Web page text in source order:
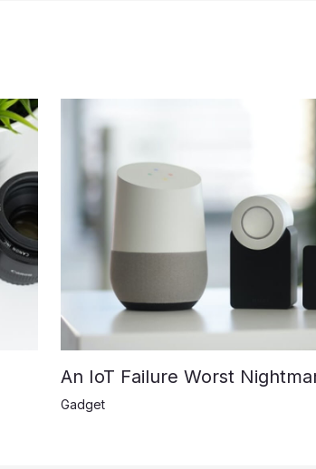
An IoT Failure Worst
Gadget